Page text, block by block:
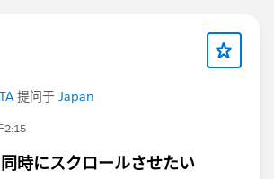
提问于 Japan
2:15
時にスクロールさせたい